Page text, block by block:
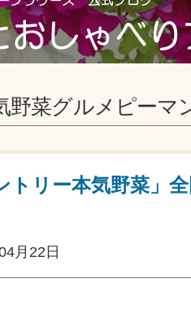
野菜グルメピー
トリー本気野菜」
月22日